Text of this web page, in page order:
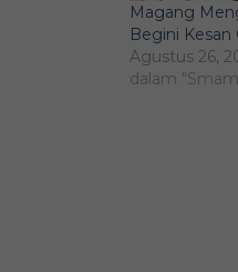
Magang
Begini Kesan
Agustus 26,
dalam